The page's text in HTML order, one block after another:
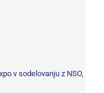
v sodelovanju z NSO,